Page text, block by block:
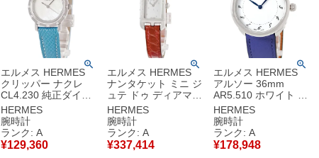
エルメス HERMES
クリッパー ナクレ
CL4.230 純正ダイヤ
ホワイト シェル ギョ
ウシェ レディース 腕
時計クオーツ ホワイ
ト 【中古】中古美品
HERMES
腕時計
ランク: A
¥129,360
エルメス HERMES
ナンタケット ミニ ジ
ュテ ドゥ ディアマン
NA2.131 純正ダイヤ
シルバー 角型 レディ
ース 腕時計クオーツ
シルバー 【中古】中
古美品
HERMES
腕時計
ランク: A
¥337,414
エルメス HERMES
アルソー 36mm
AR5.510 ホワイト 白
青針 アラビア メンズ
レディース 腕時計ク
オーツ ホワイト 【中
古】中古美品
HERMES
腕時計
ランク: A
¥178,948